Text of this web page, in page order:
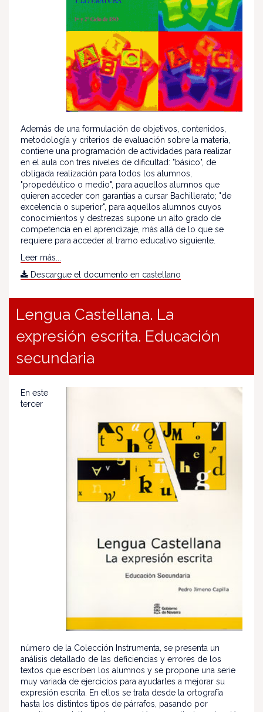
Además de una formulación de objetivos, contenidos,
metodología y criterios de evaluación sobre la materia,
contiene una programación de actividades para realizar
en el aula con tres niveles de dificultad: "básico", de
obligada realización para todos los alumnos,
"propedéutico o medio", para aquellos alumnos que
quieren acceder con garantías a cursar Bachillerato; "de
excelencia o superior", para aquellos alumnos cuyos
conocimientos y destrezas supone un alto grado de
competencia en el aprendizaje, más allá de lo que se
requiere para acceder al tramo educativo siguiente.
Leer más...
Descargue el documento en castellano
Lengua Castellana. La
expresión escrita. Educación
secundaria
En este
tercer
número de la Colección Instrumenta, se presenta un
análisis detallado de las deficiencias y errores de los
textos que escriben los alumnos y se propone una serie
muy variada de ejercicios para ayudarles a mejorar su
expresión escrita. En ellos se trata desde la ortografía
hasta los distintos tipos de párrafos, pasando por